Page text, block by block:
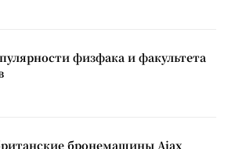
физфака и факультета
бронемашины Ajax